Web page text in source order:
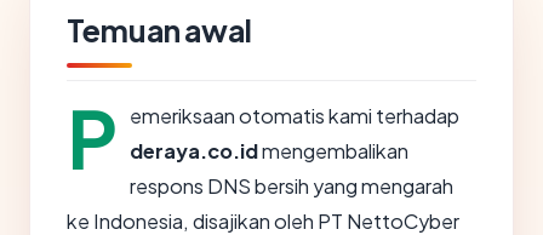
Temuan awal
P
emeriksaan otomatis kami terhadap
deraya.co.idmengembalikan
respons DNS bersih yang mengarah
ke Indonesia, disajikan oleh PT NettoCyber